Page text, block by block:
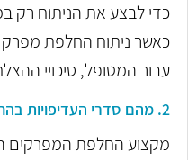
כדי לבצע את הניתוח רק
כאשר ניתוח החלפת מפרק
עבור המטופל, סיכויי
2. מהם סדרי העדיפויות בהחלטות לקראת הניתוח?
מקצוע החלפת המפרקים